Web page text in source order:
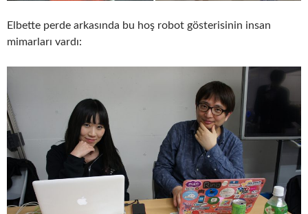
Elbette perde arkasında bu hoş robot gösterisinin insan
mimarları vardı: